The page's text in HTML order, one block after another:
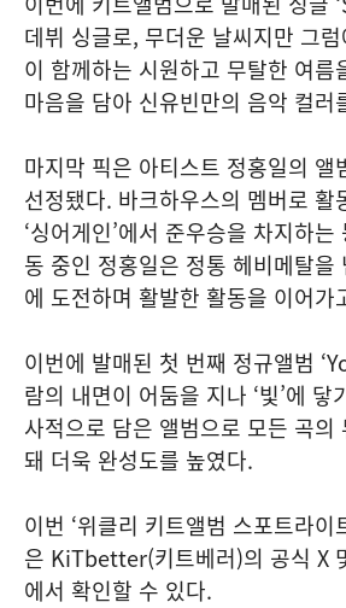
데뷔 싱글로, 무더운 날씨지만 그
이 함께하는 시원하고 무탈한 여름
마음을 담아 신유빈만의 음악 컬러
마지막 픽은 아티스트 정홍일의 앨
선정됐다. 바크하우스의 멤버로
‘싱어게인’에서 준우승을 차지하
동 중인 정홍일은 정통 헤비메탈을
에 도전하며 활발한 활동을 이어가
이번에 발매된 첫 번째 정규앨범
람의 내면이 어둠을 지나 ‘빛’에 닿
사적으로 담은 앨범으로 모든 곡의
돼 더욱 완성도를 높였다.
이번 ‘위클리 키트앨범 스포트라이
은 KiTbetter(키트베러)의 공식 X
에서 확인할 수 있다.